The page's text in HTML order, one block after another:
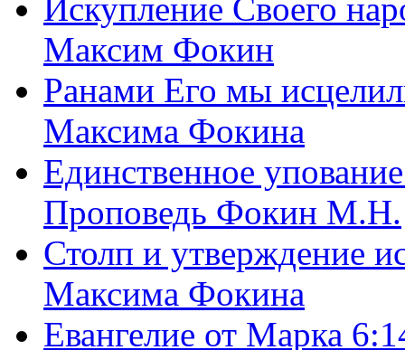
Искупление Своего
Максим Фокин
Ранами Его мы
Максима Фокина
Единственное
Проповедь Фокин М.Н.
Столп и утверждение
Максима Фокина
Евангелие от Марка